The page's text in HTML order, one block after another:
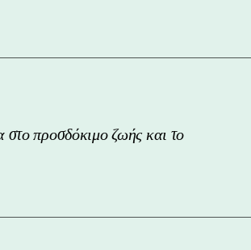
στο προσδόκιμο ζωής και το